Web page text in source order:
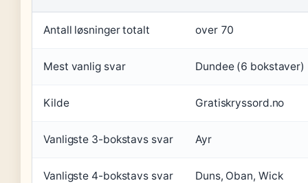
Antall løsninger totalt over 70
Mest vanlig svar Dundee (6 bokstaver)
Kilde Gratiskryssord.no
Vanligste 3-bokstavs svar Ayr
Vanligste 4-bokstavs svar Duns, Oban, Wick